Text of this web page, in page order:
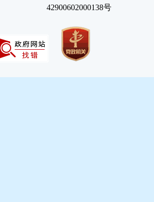
42900602000138号